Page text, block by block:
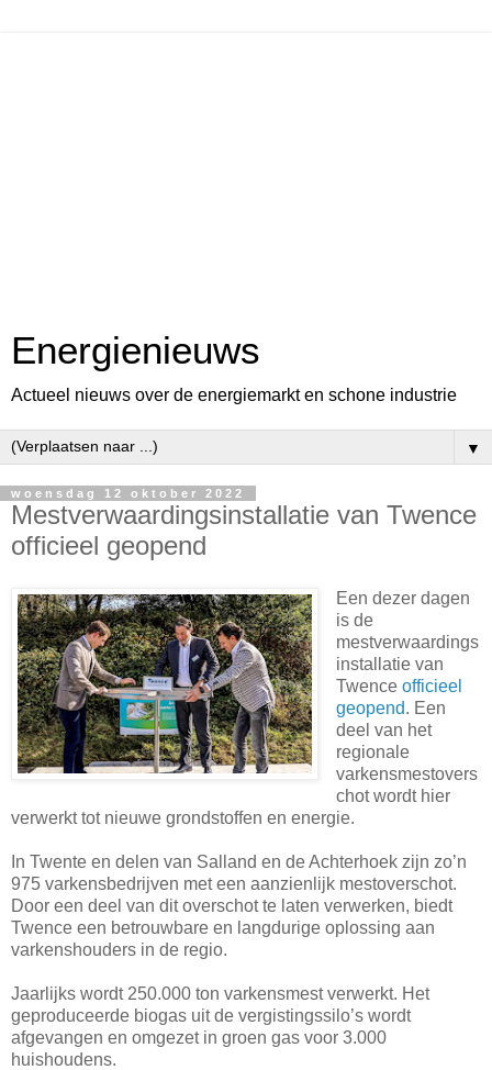
Energienieuws
Actueel nieuws over de energiemarkt en schone industrie
▼
woensdag 12 oktober 2022
Mestverwaardingsinstallatie van Twence
officieel geopend
Een dezer dagen
is de
mestverwaardings
installatie van
Twence officieel
geopend. Een
deel van het
regionale
varkensmestovers
chot wordt hier
verwerkt tot nieuwe grondstoffen en energie.
In Twente en delen van Salland en de Achterhoek zijn zo’n
975 varkensbedrijven met een aanzienlijk mestoverschot.
Door een deel van dit overschot te laten verwerken, biedt
Twence een betrouwbare en langdurige oplossing aan
varkenshouders in de regio.
Jaarlijks wordt 250.000 ton varkensmest verwerkt. Het
geproduceerde biogas uit de vergistingssilo’s wordt
afgevangen en omgezet in groen gas voor 3.000
huishoudens.